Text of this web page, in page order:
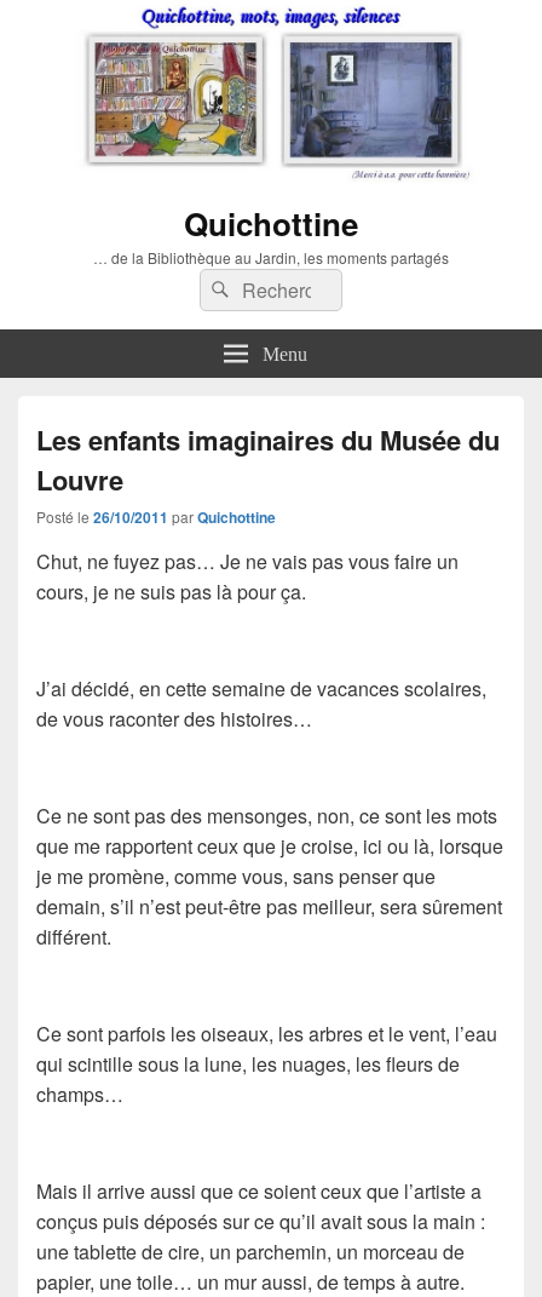
Quichottine
… de la Bibliothèque au Jardin, les moments partagés
Recherche :
Rechercher
Menu
Les enfants imaginaires du Musée du
Louvre
Posté le 26/10/2011 parQuichottine
Chut, ne fuyez pas… Je ne vais pas vous faire un
cours, je ne suis pas là pour ça.
J’ai décidé, en cette semaine de vacances scolaires,
de vous raconter des histoires…
Ce ne sont pas des mensonges, non, ce sont les mots
que me rapportent ceux que je croise, ici ou là, lorsque
je me promène, comme vous, sans penser que
demain, s’il n’est peut-être pas meilleur, sera sûrement
différent.
Ce sont parfois les oiseaux, les arbres et le vent, l’eau
qui scintille sous la lune, les nuages, les fleurs de
champs…
Mais il arrive aussi que ce soient ceux que l’artiste a
conçus puis déposés sur ce qu’il avait sous la main :
une tablette de cire, un parchemin, un morceau de
papier, une toile… un mur aussi, de temps à autre.